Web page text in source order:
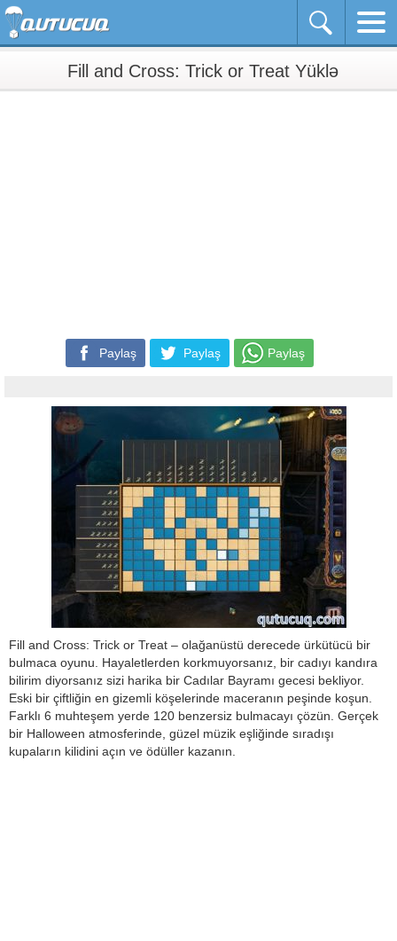
Fill and Cross: Trick or Treat Yüklə
Paylaş Paylaş Paylaş
Fill and Cross: Trick or Treat – olağanüstü derecede ürkütücü bir
bulmaca oyunu. Hayaletlerden korkmuyorsanız, bir cadıyı kandıra
bilirim diyorsanız sizi harika bir Cadılar Bayramı gecesi bekliyor.
Eski bir çiftliğin en gizemli köşelerinde maceranın peşinde koşun.
Farklı 6 muhteşem yerde 120 benzersiz bulmacayı çözün. Gerçek
bir Halloween atmosferinde, güzel müzik eşliğinde sıradışı
kupaların kilidini açın ve ödüller kazanın.